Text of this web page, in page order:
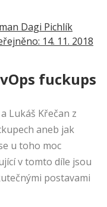
Dagi Pichlík
14. 11. 2018
fuckups
Lukáš Křečan z
aneb jak
u toho moc
v tomto díle jsou
postavami